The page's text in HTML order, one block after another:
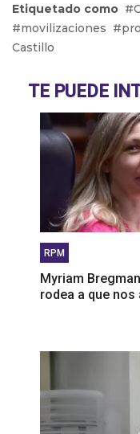
neurológica y
Daniel
Saravia diga que
Pichetto y de JxC”
Pedro Perrotta:
discapacidad
VTV"
Etiquetado como
movilizaciones
Castillo
TE PUEDE
RPM
Myriam
rodea a que nos